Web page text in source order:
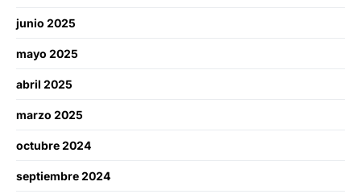
junio 2025
mayo 2025
abril 2025
marzo 2025
octubre 2024
septiembre 2024